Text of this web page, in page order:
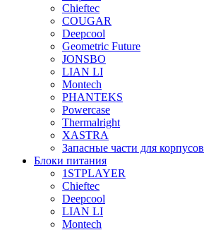
Chieftec
COUGAR
Deepcool
Geometric Future
JONSBO
LIAN LI
Montech
PHANTEKS
Powercase
Thermalright
XASTRA
Запасные части для корпусов
Блоки питания
1STPLAYER
Chieftec
Deepcool
LIAN LI
Montech